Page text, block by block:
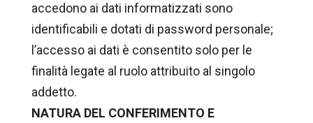
accedono ai dati informatizzati sono
identificabili e dotati di password personale;
l’accesso ai dati è consentito solo per le
finalità legate al ruolo attribuito al singolo
addetto.
NATURA DEL CONFERIMENTO E